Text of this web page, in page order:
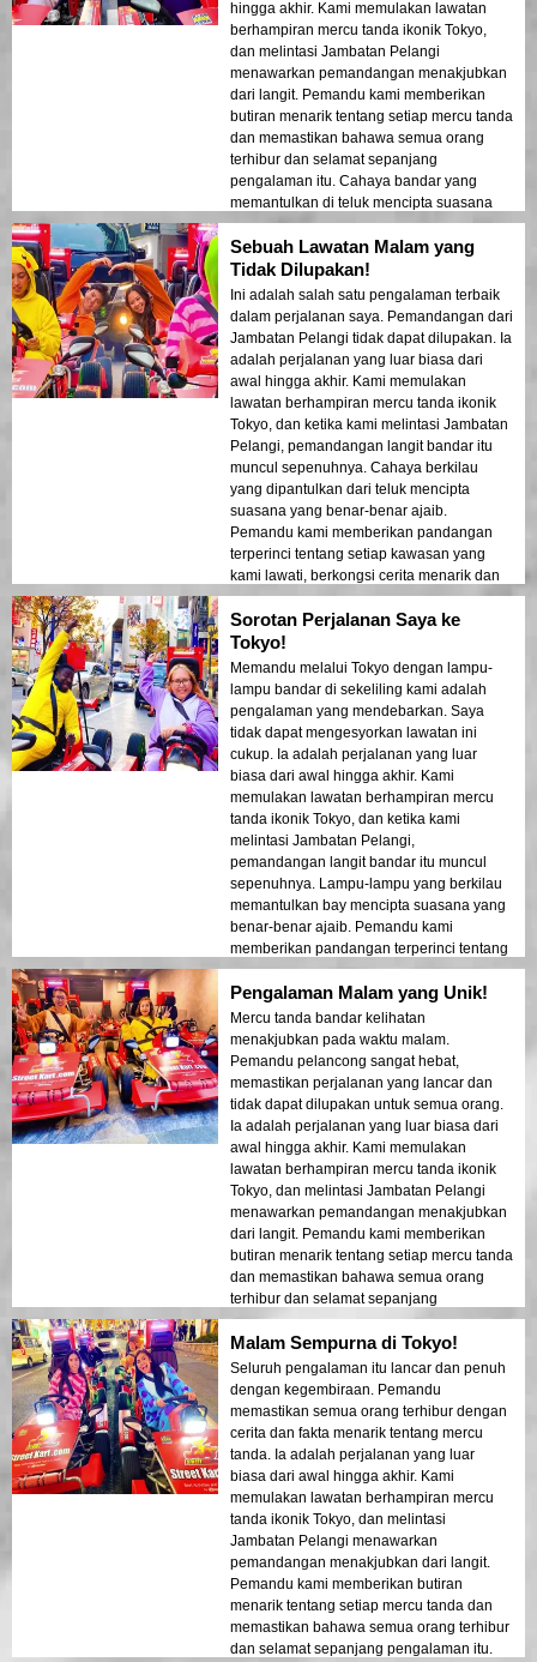
hingga akhir. Kami memulakan lawatan
berhampiran mercu tanda ikonik Tokyo,
dan melintasi Jambatan Pelangi
menawarkan pemandangan menakjubkan
dari langit. Pemandu kami memberikan
butiran menarik tentang setiap mercu tanda
dan memastikan bahawa semua orang
terhibur dan selamat sepanjang
pengalaman itu. Cahaya bandar yang
memantulkan di teluk mencipta suasana
seperti mimpi yang meninggalkan kesan
mendalam. Lawatan ini adalah ideal untuk
pengunjung kali pertama yang ingin
merasai gabungan pengembaraan dan
pemandangan. Kontras antara struktur
moden Tokyo dan kawasan bersejarah
dipamerkan dengan indah dalam cahaya
malam. Saya sangat mengesyorkan
lawatan ini kepada sesiapa sahaja!
Sebuah Lawatan Malam yang
Tidak Dilupakan!
Ini adalah salah satu pengalaman terbaik
dalam perjalanan saya. Pemandangan dari
Jambatan Pelangi tidak dapat dilupakan. Ia
adalah perjalanan yang luar biasa dari
awal hingga akhir. Kami memulakan
lawatan berhampiran mercu tanda ikonik
Tokyo, dan ketika kami melintasi Jambatan
Pelangi, pemandangan langit bandar itu
muncul sepenuhnya. Cahaya berkilau
yang dipantulkan dari teluk mencipta
suasana yang benar-benar ajaib.
Pemandu kami memberikan pandangan
terperinci tentang setiap kawasan yang
kami lawati, berkongsi cerita menarik dan
memastikan semua orang merasa selamat
dan selesa. Suasana pada waktu malam
tenang tetapi mengujakan, dan saya
terpesona dengan kontras antara pencakar
langit moden dan seni bina bersejarah.
Lawatan ini adalah gabungan sempurna
antara pengembaraan dan pendidikan,
memberikan pelancong pandangan unik
tentang keindahan Tokyo selepas gelap.
Sorotan Perjalanan Saya ke
Tokyo!
Memandu melalui Tokyo dengan lampu-
lampu bandar di sekeliling kami adalah
pengalaman yang mendebarkan. Saya
tidak dapat mengesyorkan lawatan ini
cukup. Ia adalah perjalanan yang luar
biasa dari awal hingga akhir. Kami
memulakan lawatan berhampiran mercu
tanda ikonik Tokyo, dan ketika kami
melintasi Jambatan Pelangi,
pemandangan langit bandar itu muncul
sepenuhnya. Lampu-lampu yang berkilau
memantulkan bay mencipta suasana yang
benar-benar ajaib. Pemandu kami
memberikan pandangan terperinci tentang
setiap kawasan yang kami lawati,
berkongsi cerita menarik dan memastikan
semua orang merasa selamat dan selesa.
Suasana pada waktu malam tenang tetapi
mengujakan, dan saya terpesona dengan
kontras antara pencakar langit moden dan
seni bina bersejarah. Lawatan ini adalah
gabungan sempurna antara
pengembaraan dan pendidikan,
memberikan pelancong pandangan unik
tentang keindahan Tokyo selepas gelap.
Pengalaman Malam yang Unik!
Mercu tanda bandar kelihatan
menakjubkan pada waktu malam.
Pemandu pelancong sangat hebat,
memastikan perjalanan yang lancar dan
tidak dapat dilupakan untuk semua orang.
Ia adalah perjalanan yang luar biasa dari
awal hingga akhir. Kami memulakan
lawatan berhampiran mercu tanda ikonik
Tokyo, dan melintasi Jambatan Pelangi
menawarkan pemandangan menakjubkan
dari langit. Pemandu kami memberikan
butiran menarik tentang setiap mercu tanda
dan memastikan bahawa semua orang
terhibur dan selamat sepanjang
pengalaman itu. Cahaya bandar yang
memantulkan di teluk mencipta suasana
seperti mimpi yang meninggalkan kesan
mendalam. Lawatan ini adalah ideal untuk
pengunjung kali pertama yang ingin
merasai gabungan pengembaraan dan
pemandangan. Kontras antara struktur
moden Tokyo dan kawasan bersejarah
dipamerkan dengan indah dalam cahaya
malam. Saya sangat mengesyorkan
lawatan ini kepada sesiapa sahaja!
Malam Sempurna di Tokyo!
Seluruh pengalaman itu lancar dan penuh
dengan kegembiraan. Pemandu
memastikan semua orang terhibur dengan
cerita dan fakta menarik tentang mercu
tanda. Ia adalah perjalanan yang luar
biasa dari awal hingga akhir. Kami
memulakan lawatan berhampiran mercu
tanda ikonik Tokyo, dan melintasi
Jambatan Pelangi menawarkan
pemandangan menakjubkan dari langit.
Pemandu kami memberikan butiran
menarik tentang setiap mercu tanda dan
memastikan bahawa semua orang terhibur
dan selamat sepanjang pengalaman itu.